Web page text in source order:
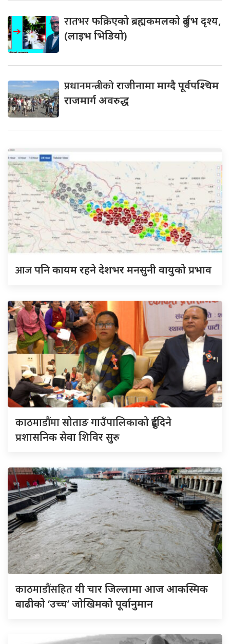
रातभरफक्रिएको ब्रह्मकमलको दुर्लभ दृश्य,
(लाइभ भिडियो)
प्रधानमन्त्रीकोराजीनामा माग्दै पूर्वपश्चिम
राजमार्ग अवरुद्ध
आजपनि कायम रहने देशभर मनसुनी वायुको प्रभाव
काठमाडौंमासोताङ गाउँपालिकाको दुईदिने
प्रशासनिक सेवा शिविर सुरु
काठमाडौंसहितयी चार जिल्लामा आज आकस्मिक
बाढीको ‘उच्च’ जोखिमको पूर्वानुमान